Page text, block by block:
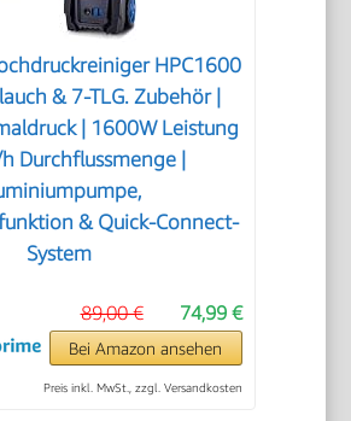
HPC1600
& 7-TLG. Zubehör |
| 1600W Leistung
Durchflussmenge |
& Quick-Connect-
System
74,99 €
89,00 €
Bei Amazon ansehen
Preis inkl. MwSt., zzgl. Versandkosten